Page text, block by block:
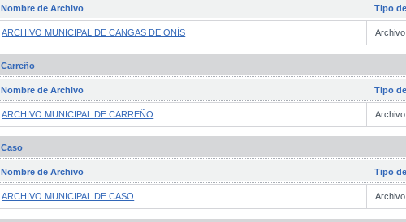
Nombre de Archivo Tipo
ARCHIVO MUNICIPAL DE CANGAS DE ONÍS
Carreño
Nombre de Archivo Tipo
ARCHIVO MUNICIPAL DE CARREÑO
Caso
Nombre de Archivo Tipo
ARCHIVO MUNICIPAL DE CASO Archivo